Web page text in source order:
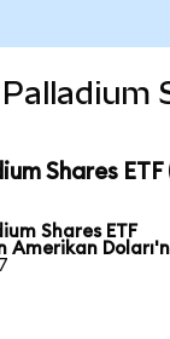
Shares
Shares ETF
Amerikan